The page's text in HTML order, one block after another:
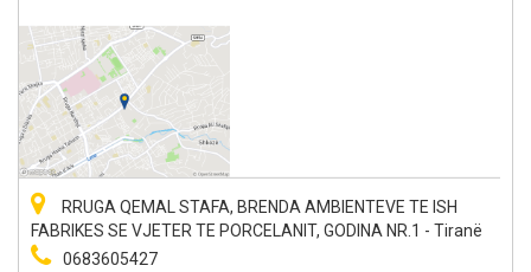
RRUGA QEMAL STAFA, BRENDA AMBIENTEVE TE ISH
FABRIKES SE VJETER TE PORCELANIT, GODINA NR.1 - Tiranë
0683605427